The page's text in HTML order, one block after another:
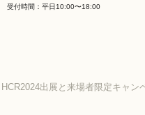
受付時間：平日10:00〜18:00
HCR2024出展と来場者限定キャン